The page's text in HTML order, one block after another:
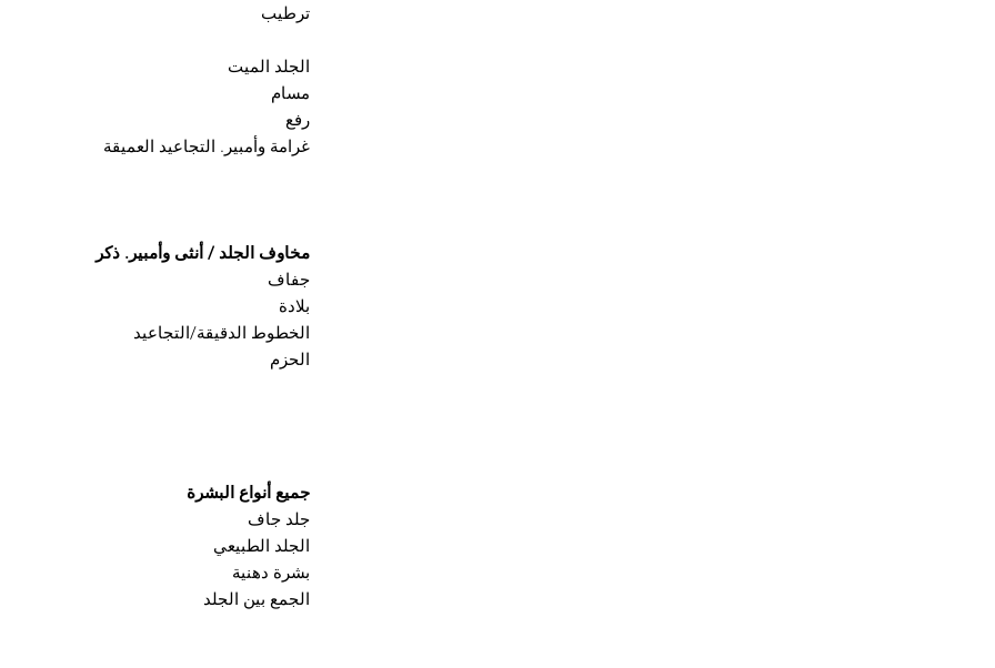
ترطيب
الجلد الميت
مسام
رفع
غرامة وأمبير. التجاعيد العميقة
مخاوف الجلد / أنثى وأمبير. ذكر
جفاف
بلادة
الخطوط الدقيقة/التجاعيد
الحزم
جميع أنواع البشرة
جلد جاف
الجلد الطبيعي
بشرة دهنية
الجمع بين الجلد